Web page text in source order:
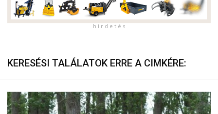
h i r d e t é s
KERESÉSI TALÁLATOK ERRE A CIMKÉRE: